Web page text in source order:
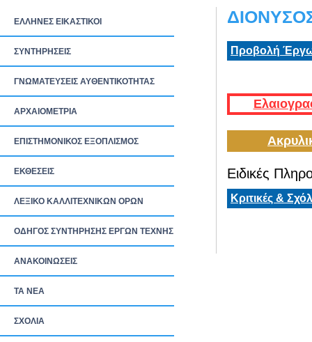
ΕΛΛΗΝΕΣ ΕΙΚΑΣΤΙΚΟΙ
ΣΥΝΤΗΡΗΣΕΙΣ
ΓΝΩΜΑΤΕΥΣΕΙΣ ΑΥΘΕΝΤΙΚΟΤΗΤΑΣ
ΑΡΧΑΙΟΜΕΤΡΙΑ
ΕΠΙΣΤΗΜΟΝΙΚΟΣ ΕΞΟΠΛΙΣΜΟΣ
ΕΚΘΕΣΕΙΣ
ΛΕΞΙΚΟ ΚΑΛΛΙΤΕΧΝΙΚΩΝ ΟΡΩΝ
ΟΔΗΓΟΣ ΣΥΝΤΗΡΗΣΗΣ ΕΡΓΩΝ ΤΕΧΝΗΣ
ΑΝΑΚΟΙΝΩΣΕΙΣ
ΤΑ ΝEΑ
ΣΧΟΛΙΑ
Προβολή
Ειδικές
Κριτικές &